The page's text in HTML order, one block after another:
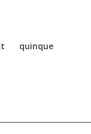
quinque